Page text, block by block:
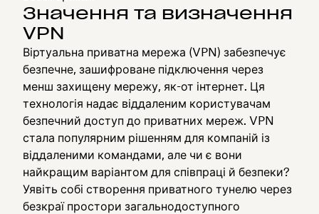
Значення та визначення
VPN
Віртуальна приватна мережа (VPN) забезпечує
безпечне, зашифроване підключення через
менш захищену мережу, як-от інтернет. Ця
технологія надає віддаленим користувачам
безпечний доступ до приватних мереж. VPN
стала популярним рішенням для компаній із
віддаленими командами, але чи є вони
найкращим варіантом для співпраці й безпеки?
Уявіть собі створення приватного тунелю через
безкраї простори загальнодоступного